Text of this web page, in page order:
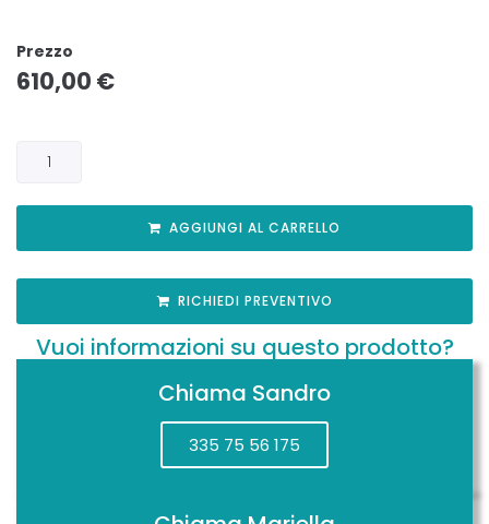
Prezzo
610,00 €
AGGIUNGI AL CARRELLO
RICHIEDI PREVENTIVO
Vuoi informazioni su questo prodotto?
Chiama Sandro
335 75 56 175